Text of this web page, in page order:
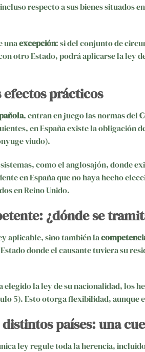
respecto a sus bienes situados
unaexcepción: si del conjunto de
otro Estado, podrá aplicarse la ley
efectos prácticos
, entran en juego las normas del
en España existe la obligación
viudo).
como el anglosajón, donde
en España que no haya hecho
en Reino Unido.
¿dónde se
aplicable, sino también la
donde el causante tuviera su
elegido la ley de su nacionalidad, los
5). Esto otorga flexibilidad,
países: una
ley regule toda la herencia,